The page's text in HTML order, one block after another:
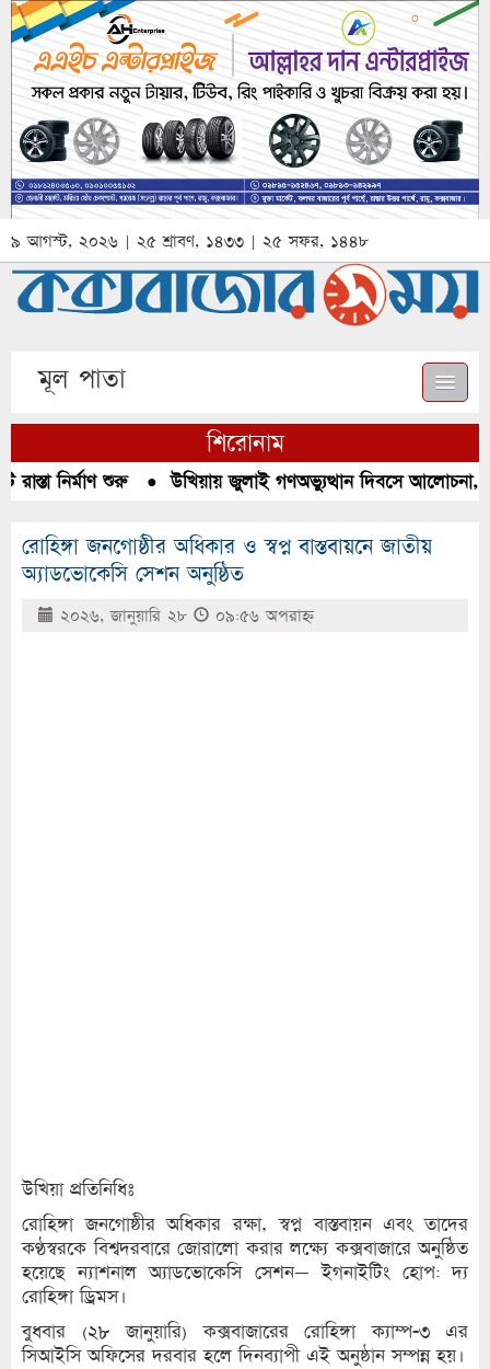
৯ আগস্ট, ২০২৬ | ২৫ শ্রাবণ, ১৪৩৩ | ২৫ সফর, ১৪৪৮
মূল পাতা
শিরোনাম
নির্মাণ শুরু●উখিয়ায় জুলাই গণঅভ্যুত্থান দিবসে আলোচনা,
রোহিঙ্গা জনগোষ্ঠীর অধিকার ও স্বপ্ন বাস্তবায়নে জাতীয়
অ্যাডভোকেসি সেশন অনুষ্ঠিত
২০২৬, জানুয়ারি ২৮ ০৯:৫৬ অপরাহ্ণ
উখিয়া প্রতিনিধিঃ
রোহিঙ্গা জনগোষ্ঠীর অধিকার রক্ষা, স্বপ্ন বাস্তবায়ন এবং তাদের
কণ্ঠস্বরকে বিশ্বদরবারে জোরালো করার লক্ষ্যে কক্সবাজারে অনুষ্ঠিত
হয়েছে ন্যাশনাল অ্যাডভোকেসি সেশন— ইগনাইটিং হোপ: দ্য
রোহিঙ্গা ড্রিমস।
বুধবার (২৮ জানুয়ারি) কক্সবাজারের রোহিঙ্গা ক্যাম্প-৩ এর
সিআইসি অফিসের দরবার হলে দিনব্যাপী এই অনুষ্ঠান সম্পন্ন হয়।